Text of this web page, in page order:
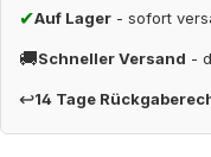
✔Auf Lager - sofort
🚚Schneller Versand -
↩14 Tage